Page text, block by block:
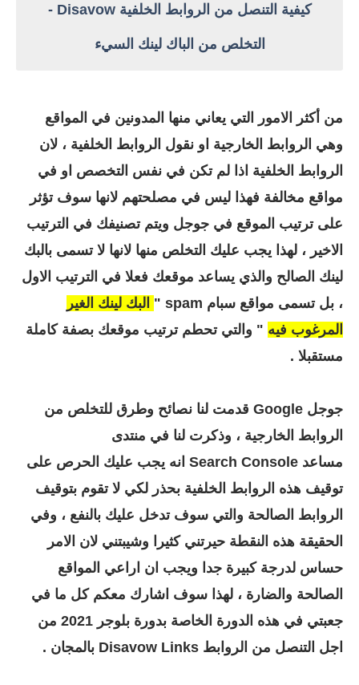
كيفية التنصل من الروابط الخلفية Disavow -
التخلص من الباك لينك السيء
من أكثر الامور التي يعاني منها المدونين في المواقع
وهي الروابط الخارجية او نقول الروابط الخلفية ، لان
الروابط الخلفية اذا لم تكن في نفس التخصص او في
مواقع مخالفة فهذا ليس في مصلحتهم لانها سوف تؤثر
على ترتيب الموقع في جوجل ويتم تصنيفك في الترتيب
الاخير ، لهذا يجب عليك التخلص منها لانها لا تسمى بالبك
لينك الصالح والذي يساعد موقعك فعلا في الترتيب الاول
، بل تسمى مواقع سبام spam "
البك لينك الغير
المرغوب فيه " والتي تحطم ترتيب موقعك بصفة كاملة
مستقبلا .
جوجل Google قدمت لنا نصائح وطرق للتخلص من
الروابط الخارجية ، وذكرت لنا في منتدى
مساعد Search Console انه يجب عليك الحرص على
توقيف هذه الروابط الخلفية بحذر لكي لا تقوم بتوقيف
الروابط الصالحة والتي سوف تدخل عليك بالنفع ، وفي
الحقيقة هذه النقطة حيرتني كثيرا وشيبتني لان الامر
حساس لدرجة كبيرة جدا ويجب ان اراعي المواقع
الصالحة والضارة ، لهذا سوف اشارك معكم كل ما في
جعبتي في هذه الدورة الخاصة بدورة بلوجر 2021 من
اجل التنصل من الروابط Disavow Links بالمجان .